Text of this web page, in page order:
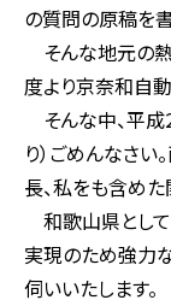
の質問の原稿を
そんな地元の
度より京奈和自
そんな中、平
り）ごめんなさ
長、私をも含め
和歌山県とし
実現のため強力
伺いいたします。